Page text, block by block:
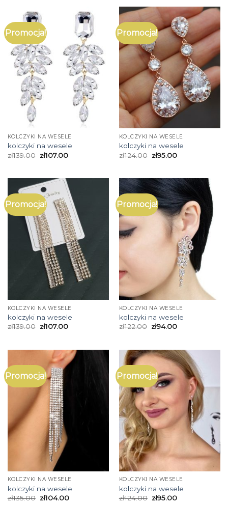
Promocja!
KOLCZYKI NA WESELE
kolczyki na wesele
zł139.00 zł107.00
Promocja!
KOLCZYKI NA WESELE
kolczyki na wesele
zł124.00 zł95.00
Promocja!
KOLCZYKI NA WESELE
kolczyki na wesele
zł139.00 zł107.00
Promocja!
KOLCZYKI NA WESELE
kolczyki na wesele
zł122.00 zł94.00
Promocja!
KOLCZYKI NA WESELE
kolczyki na wesele
zł135.00 zł104.00
Promocja!
KOLCZYKI NA WESELE
kolczyki na wesele
zł124.00 zł95.00